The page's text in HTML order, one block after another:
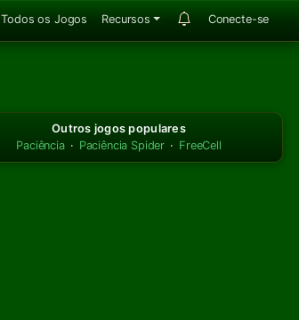
Todos os Jogos Recursos Conecte-se
Outros jogos populares
Paciência · Paciência Spider · FreeCell